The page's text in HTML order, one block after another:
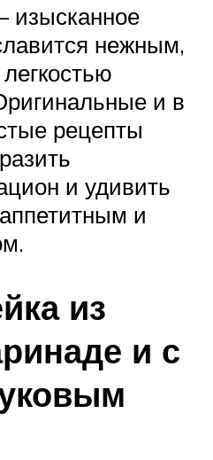
изысканное
нежным,
и в
рецепты
и удивить
и
из
и с